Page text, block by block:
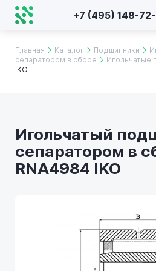
+7 (495) 148-
Главная Каталог Подшипники
сепаратором в сборе
Игольчатые
IKO
Игольчатый
сепаратором в
RNA4984 IKO